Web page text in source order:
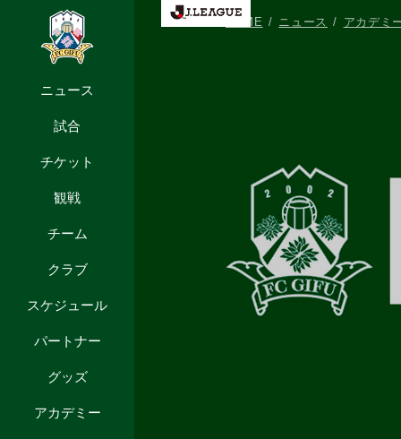
ニュース
試合
チケット
観戦
チーム
クラブ
スケジュール
パートナー
グッズ
アカデミー
HOME ニュース アカデミ